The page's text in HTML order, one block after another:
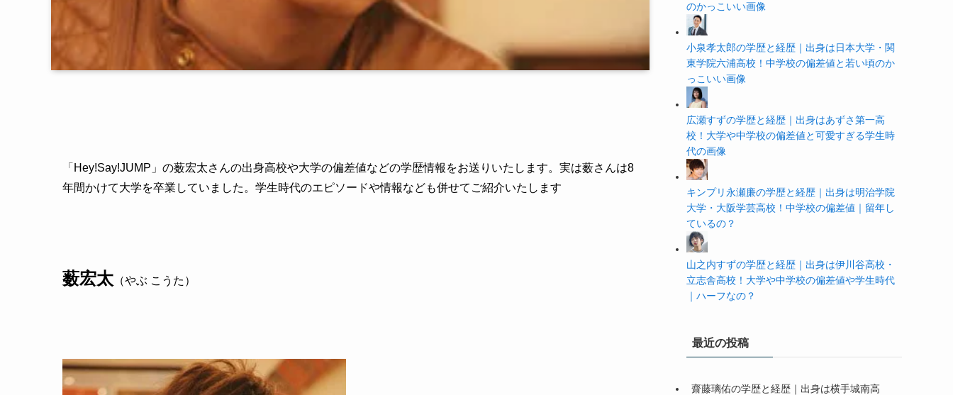
「 Hey!Say!JUMP」の薮宏太さんの出身高校や大学の偏差値などの学歴情報をお送りいたします。実は薮さんは8
年間かけて大学を卒業していました。学生時代のエピソードや情報なども併せてご紹介いたします
薮宏太 （やぶ こうた）
のかっこいい画像
小泉孝太郎の学歴と経歴｜出身は日本大学・関
東学院六浦高校！中学校の偏差値と若い頃のか
っこいい画像
広瀬すずの学歴と経歴｜出身はあずさ第一高
校！大学や中学校の偏差値と可愛すぎる学生時
代の画像
キンプリ永瀬廉の学歴と経歴｜出身は明治学院
大学・大阪学芸高校！中学校の偏差値｜留年し
ているの？
山之内すずの学歴と経歴｜出身は伊川谷高校・
立志舎高校！大学や中学校の偏差値や学生時代
｜ハーフなの？
最近の投稿
齋藤璃佑の学歴と経歴｜出身は横手城南高